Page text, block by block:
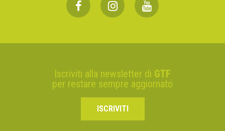
Iscriviti alla newsletter di GTF
per restare sempre aggiornato
ISCRIVITI